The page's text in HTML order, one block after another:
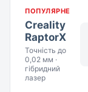
ПОПУЛЯРНЕ
Creality
RaptorX
Точність до
0,02 мм ·
гібридний
лазер